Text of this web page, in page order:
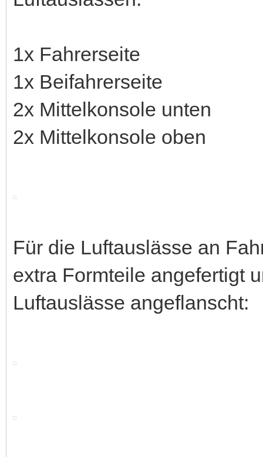
1x Fahrerseite
1x Beifahrerseite
2x Mittelkonsole unten
2x Mittelkonsole oben
Für die Luftauslässe an
extra Formteile angefertigt
Luftauslässe angeflanscht: